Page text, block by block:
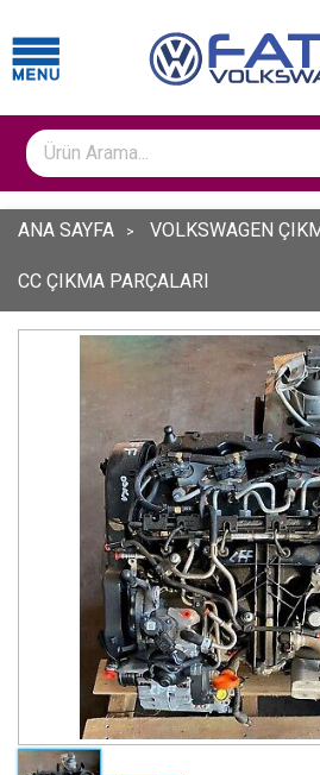
ANA SAYFA VOLKSWAGEN
CC ÇIKMA PARÇALARI